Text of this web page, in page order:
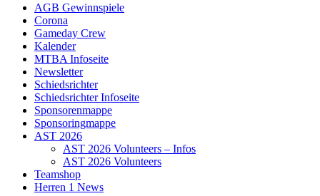
AGB Gewinnspiele
Corona
Gameday Crew
Kalender
MTBA Infoseite
Newsletter
Schiedsrichter
Schiedsrichter Infoseite
Sponsorenmappe
Sponsoringmappe
AST 2026
AST 2026 Volunteers – Infos
AST 2026 Volunteers
Teamshop
Herren 1 News